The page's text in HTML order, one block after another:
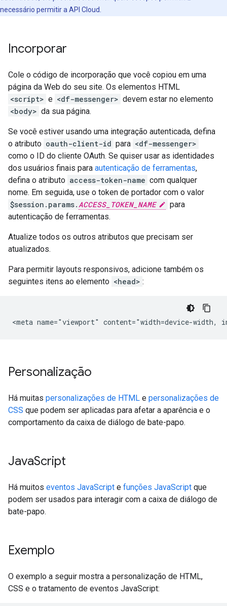
necessário permitir a API Cloud.
Incorporar
Cole o código de incorporação que você copiou em uma
página da Web do seu site. Os elementos HTML
<script> e <df-messenger> devem estar no elemento
<body> da sua página.
Se você estiver usando uma integração autenticada, defina
o atributo oauth-client-id para <df-messenger>
como o ID do cliente OAuth. Se quiser usar as identidades
dos usuários finais para autenticação de ferramentas,
defina o atributo access-token-name com qualquer
nome. Em seguida, use o token de portador com o valor
$session.params.ACCESS_TOKEN_NAME
para
autenticação de ferramentas.
Atualize todos os outros atributos que precisam ser
atualizados.
Para permitir layouts responsivos, adicione também os
seguintes itens ao elemento <head> :
Personalização
Há muitas personalizações de HTML e personalizações de
CSS que podem ser aplicadas para afetar a aparência e o
comportamento da caixa de diálogo de bate-papo.
JavaScript
Há muitos eventos JavaScript e funções JavaScript que
podem ser usados para interagir com a caixa de diálogo de
bate-papo.
Exemplo
O exemplo a seguir mostra a personalização de HTML,
CSS e o tratamento de eventos JavaScript: